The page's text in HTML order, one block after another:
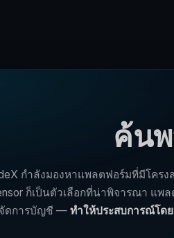
ค้น
กำลังมองหาแพลตฟอร์มที่มีโครง
ก็เป็นตัวเลือกที่น่าพิจารณา
จัดการบัญชี — ทำให้ประสบการณ์โด